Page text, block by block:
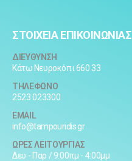
ΣΤΟΙΧΕΙΑ ΕΠΙΚΟΙΝΩΝΙΑΣ
ΔΙΕΥΘΥΝΣΗ
Κάτω Νευροκόπι 660 33
ΤΗΛΕΦΩΝΟ
2523 023300
EMAIL
info@tampouridis.gr
ΩΡΕΣ ΛΕΙΤΟΥΡΓΙΑΣ
Δευ - Παρ / 9:00πμ - 4:00μμ